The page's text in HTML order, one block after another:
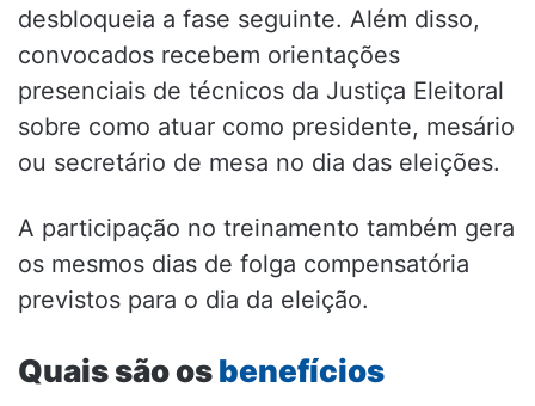
desbloqueia a fase seguinte. Além disso,
convocados recebem orientações
presenciais de técnicos da Justiça Eleitoral
sobre como atuar como presidente, mesário
ou secretário de mesa no dia das eleições.
A participação no treinamento também gera
os mesmos dias de folga compensatória
previstos para o dia da eleição.
Quais são osbenefícios